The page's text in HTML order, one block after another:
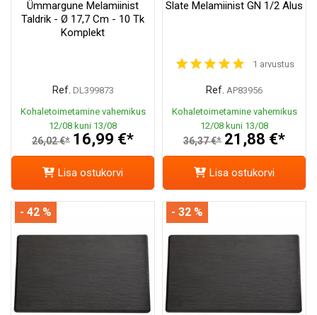
Ümmargune Melamiinist
Taldrik - Ø 17,7 Cm - 10 Tk
Komplekt
Ref. DL399873
Kohaletoimetamine vahemikus
12/08 kuni 13/08
26,02 €* 16,99 €*
Lisa ostukorvi
Slate Melamiinist GN 1/2 Alus
1 arvustus
Ref. AP83956
Kohaletoimetamine vahemikus
12/08 kuni 13/08
36,37 €* 21,88 €*
Lisa ostukorvi
- 42 % - 32 %